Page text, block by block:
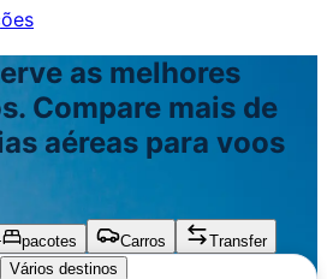
as melhores
Compare mais de
aéreas para voos
pacotes Carros
Transfer
Vários destinos